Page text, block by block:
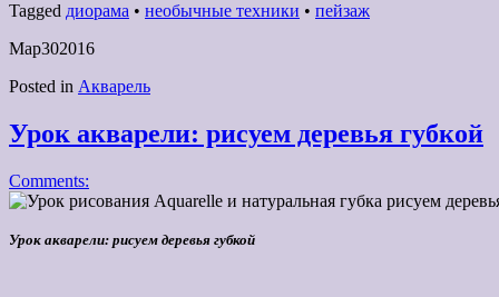
Tagged диорама • необычные техники • пейзаж
Мар302016
Posted in Акварель
Урок акварели: рисуем деревья губкой
Comments:
Урок акварели: рисуем деревья губкой